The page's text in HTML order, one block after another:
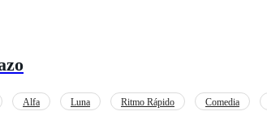
y, cuando tenga 18 años, volverá a casa
su Alfa Hansen, intenta evadir el vínculo de amor
de él. Cuando Alania decide confesarle a Hansen que lo
Alfa Luna Ritmo Rápido Comedia